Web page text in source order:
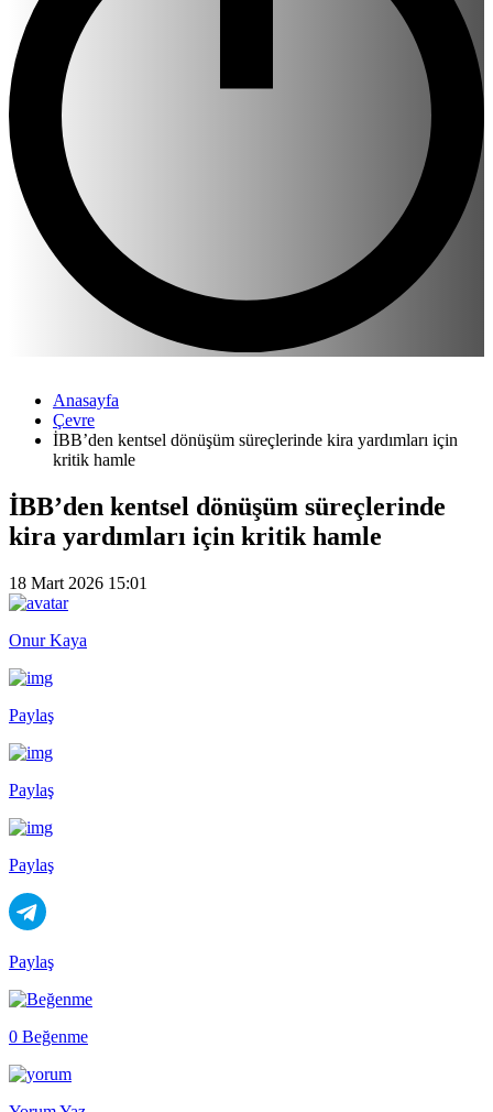
Anasayfa
Çevre
İBB’den kentsel dönüşüm süreçlerinde kira yardımları için
kritik hamle
İBB’den kentsel dönüşüm süreçlerinde
kira yardımları için kritik hamle
18 Mart 2026 15:01
Onur Kaya
Paylaş
Paylaş
Paylaş
Paylaş
0 Beğenme